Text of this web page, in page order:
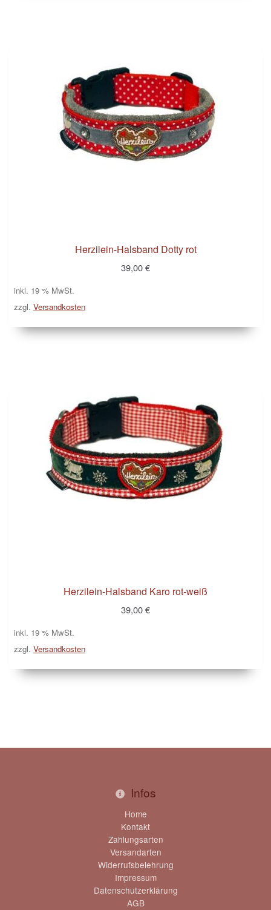
Herzilein-Halsband Dotty rot
39,00€
inkl. 19 % MwSt.
zzgl. Versandkosten
Herzilein-Halsband Karo rot-weiß
39,00€
inkl. 19 % MwSt.
zzgl. Versandkosten
Infos
Home
Kontakt
Zahlungsarten
Versandarten
Widerrufsbelehrung
Impressum
Datenschutzerklärung
AGB